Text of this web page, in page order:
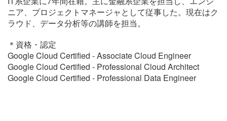
ニア、プロジェクトマネージャとして従事した。現在はク
ラウド、データ分析等の講師を担当。
＊資格・認定
Google Cloud Certified - Associate Cloud Engineer
Google Cloud Certified - Professional Cloud Architect
Google Cloud Certified - Professional Data Engineer